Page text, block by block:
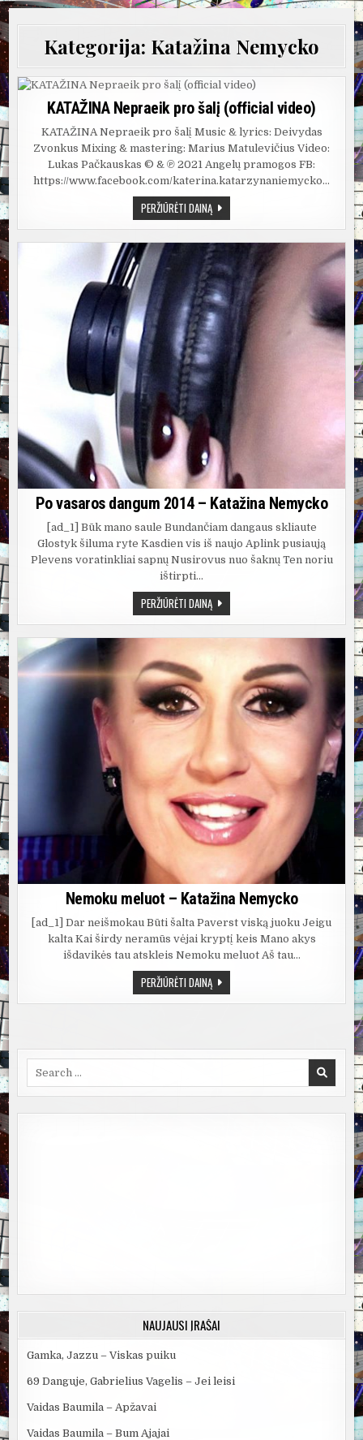
Kategorija: Katažina Nemycko
KATAŽINA Nepraeik pro šalį (official video)
KATAŽINA Nepraeik pro šalį Music & lyrics: Deivydas
Zvonkus Mixing & mastering: Marius Matulevičius Video:
Lukas Pačkauskas © & ℗ 2021 Angelų pramogos FB:
https://www.facebook.com/katerina.katarzynaniemycko…
PERŽIŪRĖTI DAINĄKATAŽINA
NEPRAEIK
PRO
ŠALĮ
(OFFICIAL
VIDEO)
Po vasaros dangum 2014 – Katažina Nemycko
[ad_1] Būk mano saule Bundančiam dangaus skliaute
Glostyk šiluma ryte Kasdien vis iš naujo Aplink pusiaują
Plevens voratinkliai sapnų Nusirovus nuo šaknų Ten noriu
ištirpti…
PERŽIŪRĖTI DAINĄPO
VASAROS
DANGUM
KATAŽINA
NEMYCKO
Nemoku meluot – Katažina Nemycko
[ad_1] Dar neišmokau Būti šalta Paverst viską juoku Jeigu
kalta Kai širdy neramūs vėjai kryptį keis Mano akys
išdavikės tau atskleis Nemoku meluot Aš tau…
PERŽIŪRĖTI DAINĄNEMOKU
MELUOT
–
NAUJAUSI ĮRAŠAI
Gamka, Jazzu – Viskas puiku
69 Danguje, Gabrielius Vagelis – Jei leisi
Vaidas Baumila – Apžavai
Vaidas Baumila – Bum Ajajai